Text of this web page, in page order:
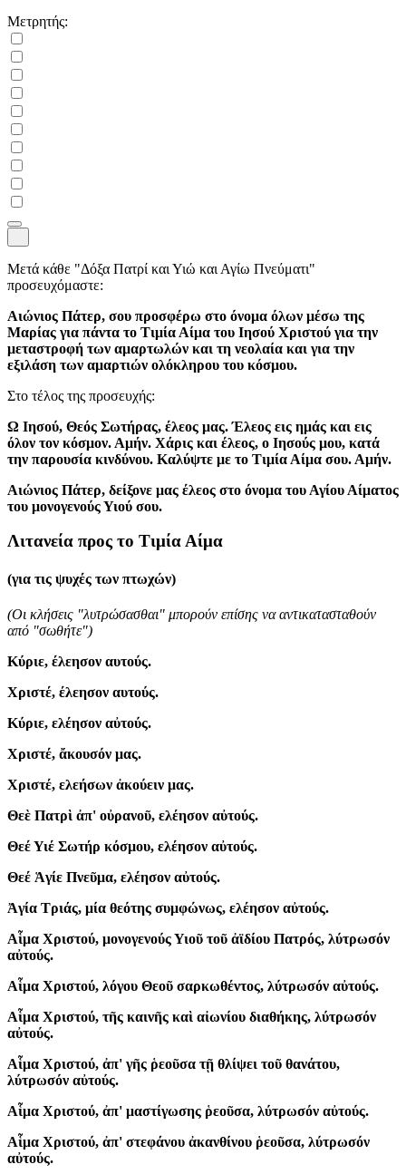
Μετρητής:
Μετά κάθε "Δόξα Πατρί και Υιώ και Αγίω Πνεύματι"
προσευχόμαστε:
Αιώνιος Πάτερ, σου προσφέρω στο όνομα όλων μέσω της
Μαρίας για πάντα το Τιμία Αίμα του Ιησού Χριστού για την
μεταστροφή των αμαρτωλών και τη νεολαία και για την
εξιλάση των αμαρτιών ολόκληρου του κόσμου.
Στο τέλος της προσευχής:
Ω Ιησού, Θεός Σωτήρας, έλεος μας. Έλεος εις ημάς και εις
όλον τον κόσμον. Αμήν. Χάρις και έλεος, ο Ιησούς μου, κατά
την παρουσία κινδύνου. Καλύψτε με το Τιμία Αίμα σου. Αμήν.
Αιώνιος Πάτερ, δείξονε μας έλεος στο όνομα του Αγίου Αίματος
του μονογενούς Υιού σου.
Λιτανεία προς το Τιμία Αίμα
(για τις ψυχές των πτωχών)
(Οι κλήσεις "λυτρώσασθαι" μπορούν επίσης να αντικατασταθούν
από "σωθήτε")
Κύριε, έλεησον αυτούς.
Χριστέ, έλεησον αυτούς.
Κύριε, ελέησον αὐτούς.
Χριστέ, ἄκουσόν μας.
Χριστέ, ελεήσων ἀκούειν μας.
Θεὲ Πατρὶ ἀπ' οὐρανοῦ, ελέησον αὐτούς.
Θεέ Υιέ Σωτήρ κόσμου, ελέησον αὐτούς.
Θεέ Ἁγίε Πνεῦμα, ελέησον αὐτούς.
Ἀγία Τριάς, μία θεότης συμφώνως, ελέησον αὐτούς.
Αἷμα Χριστού, μονογενούς Υιοῦ τοῦ ἀϊδίου Πατρός, λύτρωσόν
αὐτούς.
Αἷμα Χριστού, λόγου Θεοῦ σαρκωθέντος, λύτρωσόν αὐτούς.
Αἷμα Χριστού, τῆς καινῆς καὶ αἰωνίου διαθήκης, λύτρωσόν
αὐτούς.
Αἷμα Χριστού, ἀπ' γῆς ῥεοῦσα τῇ θλίψει τοῦ θανάτου,
λύτρωσόν αὐτούς.
Αἷμα Χριστού, ἀπ' μαστίγωσης ῥεοῦσα, λύτρωσόν αὐτούς.
Αἷμα Χριστού, ἀπ' στεφάνου ἀκανθίνου ῥεοῦσα, λύτρωσόν
αὐτούς.